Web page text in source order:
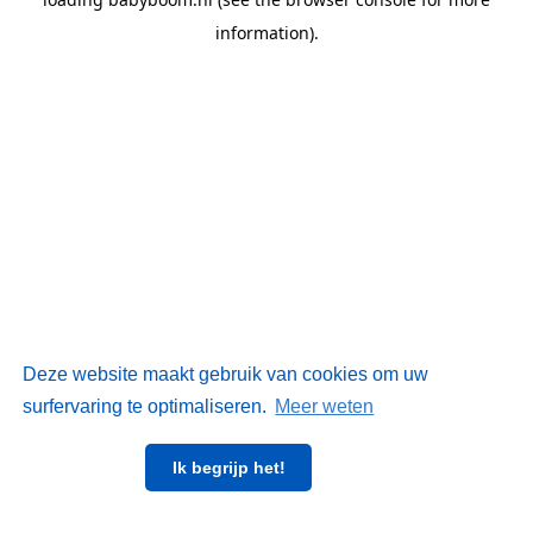
Deze website maakt gebruik van cookies om uw
surfervaring te optimaliseren. Meer weten
Ik begrijp het!
information).